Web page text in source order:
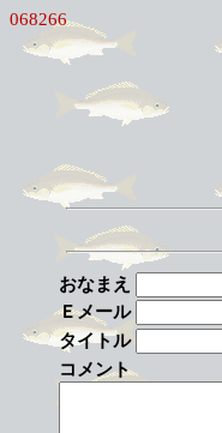
068266
おなまえ
Ｅメール
タイトル
コメント